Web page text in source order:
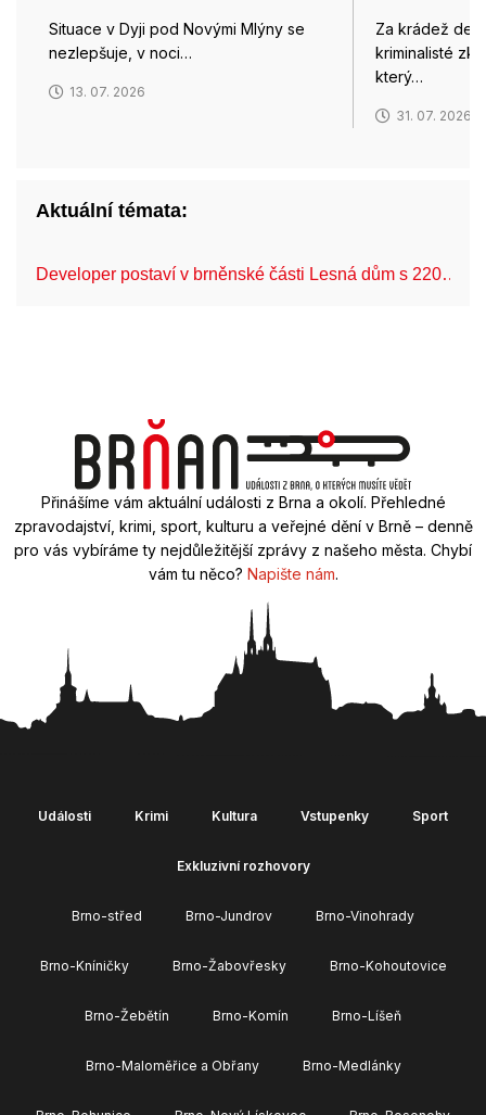
Situace v Dyji pod Novými Mlýny se
nezlepšuje, v noci…
13. 07. 2026
Za krádež
kriminalisté
který…
31. 07. 2026
Aktuální témata:
Developer postaví v brněnské části Lesná dům s 220…
Přinášíme vám aktuální události z Brna a okolí. Přehledné
zpravodajství, krimi, sport, kulturu a veřejné dění v Brně – denně
pro vás vybíráme ty nejdůležitější zprávy z našeho města. Chybí
vám tu něco? Napište nám.
Události Krimi Kultura Vstupenky Sport
Exkluzivní rozhovory
Brno-střed Brno-Jundrov Brno-Vinohrady
Brno-Kníničky Brno-Žabovřesky Brno-Kohoutovice
Brno-Žebětín Brno-Komín Brno-Líšeň
Brno-Maloměřice a Obřany Brno-Medlánky